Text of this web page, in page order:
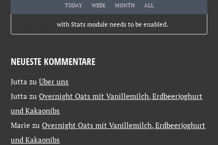
TODAY WEEK MONTH ALL
with Stats module needs to be enabled.
NEUESTE KOMMENTARE
Jutta zuÜber uns
Jutta zuOvernight Oats mit Vanillemilch, Erdbeerjoghurt
und Kakaonibs
Marie zuOvernight Oats mit Vanillemilch, Erdbeerjoghurt
und Kakaonibs